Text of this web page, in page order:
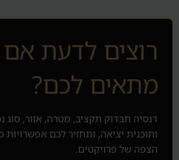
רוצים לדעת אם
מתאים לכם?
דנסיה תבדוק תקציב, מטרה, אזור, סוג
ותוכנית יציאה, ותחזיר לכם אפשרויות
הצפה של פרויקטים.